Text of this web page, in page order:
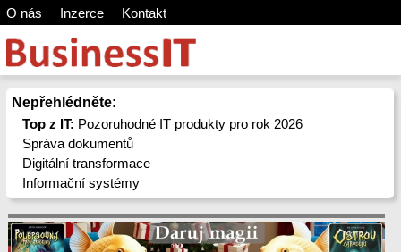
O nás Inzerce Kontakt
Nepřehlédněte:
Top z IT: Pozoruhodné IT produkty pro rok 2026
Správa dokumentů
Digitální transformace
Informační systémy